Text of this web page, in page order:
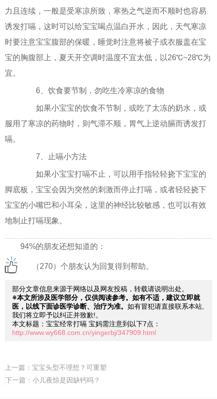
力且连续，一般是受寒凉所致，寒热之气逆而不顺时也容易
诱发打嗝，这时可以给宝宝喝点温白开水，因此，天气寒凉
时要注意宝宝腹部的保暖，睡觉时注意将被子或衣服盖在宝
宝的胸腹部上，夏天开空调时温度不宜太低，以26℃~28℃为
宜。
6、饮食要节制，勿吃生冷寒凉的食物
如果小宝宝的饮食不节制，或吃了太冻的奶水，或
服用了寒凉的药物时，则气滞不顺，胃气上逆动膈而诱发打
嗝。
7、止嗝小方法
如果小宝宝打嗝不止，可以用手指轻轻挠下宝宝的
脚底板，宝宝会因为突然的刺激而停止打嗝，或者轻轻挠下
宝宝的小嘴巴和小耳朵，这里的神经比较敏感，也可以有效
地制止打嗝现象。
94%的朋友还想知道的：
（270）个朋友认为回复得到帮助。
部分文章信息来源于网络以及网友投稿，转载请说明出处。
※本文所涉及医学部分，仅供阅读参考。如有不适，建议立即就
医，以线下面诊医学诊断、治疗为准。 如有冒犯请直接联系本站,
我们将立即予以纠正并致歉!。
本文标题：宝宝经常打嗝 宝妈需注意到以下7点：
http://www.wy668.com.cn/yingerbj/347909.html
上一篇： 宝宝头型不理想？可重塑
下一篇： 小儿夜惊是因缺钙吗？